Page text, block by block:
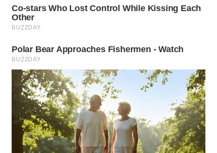
WN
SOLO
BOROBUDUR
WN
MADURA
WN
SURABAYA
WN